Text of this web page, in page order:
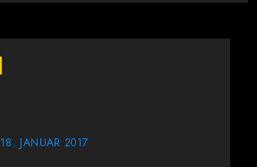
18. JANUAR 2017